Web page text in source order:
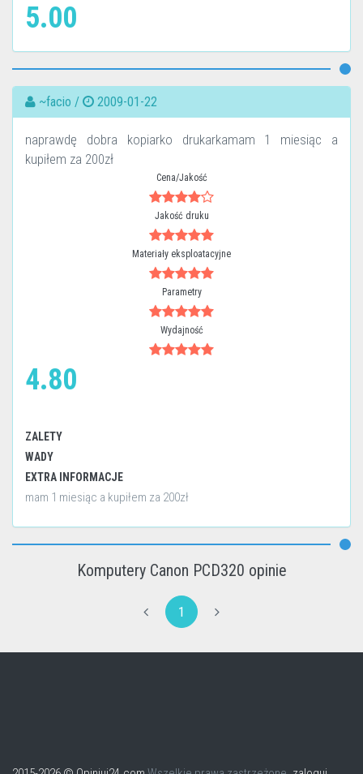
5.00
~facio / 2009-01-22
naprawdę dobra kopiarko drukarkamam 1 miesiąc a
kupiłem za 200zł
Cena/Jakość
Jakość druku
Materiały eksploatacyjne
Parametry
Wydajność
4.80
ZALETY
WADY
EXTRA INFORMACJE
mam 1 miesiąc a kupiłem za 200zł
Komputery Canon PCD320 opinie
1